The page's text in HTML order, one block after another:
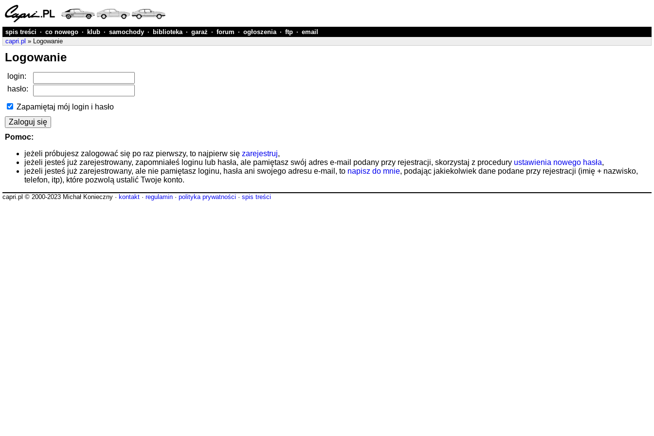
spis treści · co nowego · klub · samochody · biblioteka · garaż · forum · ogłoszenia · ftp · email
capri.pl » Logowanie
Logowanie
login:
hasło:
Zapamiętaj mój login i hasło
Pomoc:
jeżeli próbujesz zalogować się po raz pierwszy, to najpierw się zarejestruj,
jeżeli jesteś już zarejestrowany, zapomniałeś loginu lub hasła, ale pamiętasz swój adres e-mail podany przy rejestracji, skorzystaj z procedury ustawienia nowego hasła,
jeżeli jesteś już zarejestrowany, ale nie pamiętasz loginu, hasła ani swojego adresu e-mail, to napisz do mnie, podając jakiekolwiek dane podane przy rejestracji (imię + nazwisko,
telefon, itp), które pozwolą ustalić Twoje konto.
capri.pl © 2000-2023 Michał Konieczny · kontakt · regulamin · polityka prywatności · spis treści